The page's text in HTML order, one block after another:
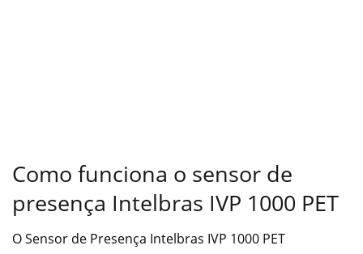
Como funciona o sensor de
presença Intelbras IVP 1000 PET
O Sensor de Presença Intelbras IVP 1000 PET